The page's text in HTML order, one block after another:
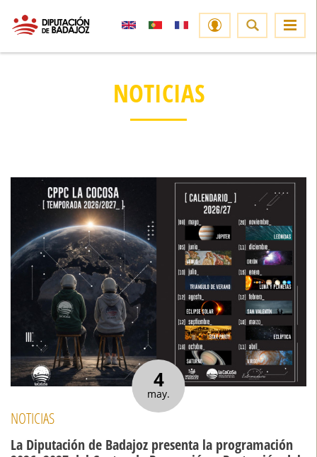
NOTICIAS
4
may.
NOTICIAS
La Diputación de Badajoz presenta la programación